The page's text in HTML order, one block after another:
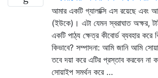
আমার একটি গ্যালাক্সি এস রয়েছে এবং
(ইউকে)। এটা যেমন স্বরাঘাত অক্ষর,
একটি পাঠ্য ক্ষেত্র কীবোর্ড ব্যবহার করে
কিভাবে? সম্পাদনা: আমি জানি আমি
তবে দয়া করে এটির প্রস্তাব করবেন না
সোয়াইপ সমর্থন করে …